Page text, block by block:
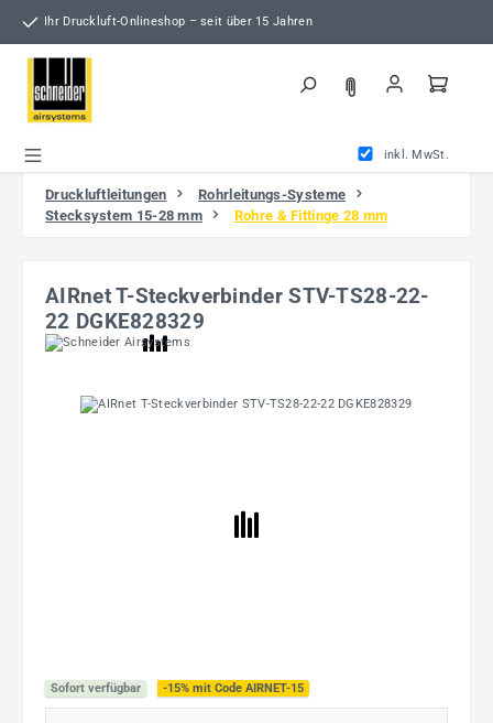
Zum Hauptinhalt springen
Ihr Druckluft-Onlineshop – seit über 15 Jahren
inkl. MwSt.
Druckluftleitungen
Rohrleitungs-Systeme
Stecksystem 15-28 mm
Rohre & Fittinge 28 mm
AIRnet T-Steckverbinder STV-TS28-22-
22 DGKE828329
Bildergalerie überspringen
Sofort verfügbar -15% mit Code AIRNET-15